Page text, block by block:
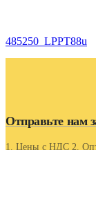
485250_LPPT88u
Отправьте нам
1. Цены с НДС 2.